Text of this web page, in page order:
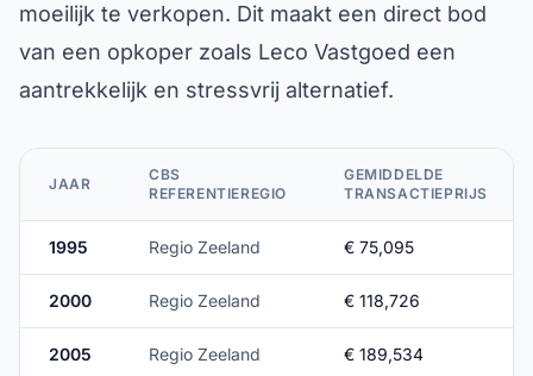
moeilijk te verkopen. Dit maakt een direct bod
van een opkoper zoals Leco Vastgoed een
aantrekkelijk en stressvrij alternatief.
JAAR
CBS
REFERENTIEREGIO
GEMIDDELDE
TRANSACTIEPRIJS
1995 Regio Zeeland € 75,095
2000 Regio Zeeland € 118,726
2005 Regio Zeeland € 189,534